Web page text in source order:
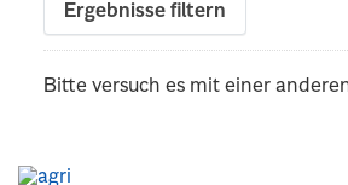
Ergebnisse filtern
Bitte versuch es mit einer